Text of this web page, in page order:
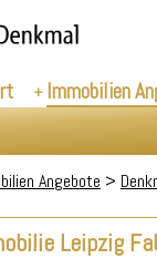
Immobilien
Angebote >
Leipzig